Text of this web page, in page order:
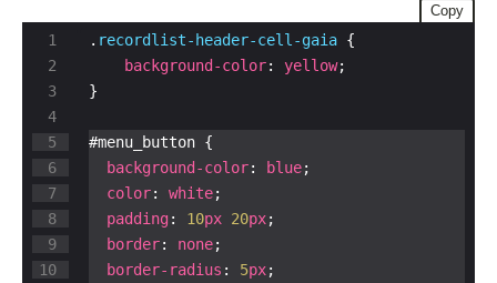
Copy
3
4
6
7
8
9
10
. recordlist-header-cell-gaia
background-color: yellow
background-color: blue
color: white
padding: 10px 20px
border: none
border-radius : 5px